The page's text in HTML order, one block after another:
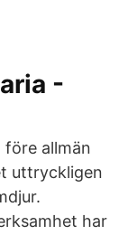
-
före allmän
uttryckligen
har